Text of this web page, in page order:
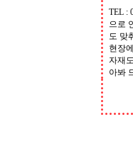
TEL :
으로
도 맞
현장
자재
아봐